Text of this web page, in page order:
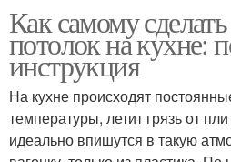
Как самому
потолок на кухне:
инструкция
На кухне происходят
температуры, летит грязь от
идеально впишутся в такую